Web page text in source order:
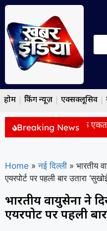
होम ब्रेकिंग न्यूज़ एक्सक्लूसिव
Breaking News
आस्था नहीं, सामाजिक एकता
Home » नई दिल्ली » भारतीय
एयरपोर्ट पर पहली बार उतारा
भारतीय वायुसेना ने
एयरपोर्ट पर पहली